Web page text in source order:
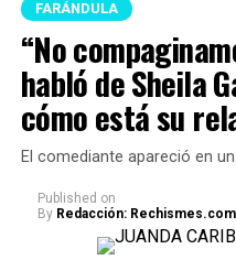
FARÁNDULA
“No
habló de Sheila
cómo está su
El comediante apareció en
Published on
By Redacción: Rechismes.com